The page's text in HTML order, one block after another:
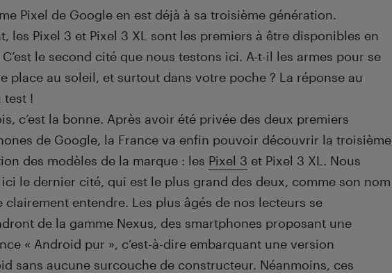
Pixel de Google en est déjà à sa troisième génération.
les Pixel 3 et Pixel 3 XL sont les premiers à être disponibles en
C’est le second cité que nous testons ici. A-t-il les armes pour se
place au soleil, et surtout dans votre poche ? La réponse au
test !
c’est la bonne. Après avoir été privée des deux premiers
de Google, la France va enfin pouvoir découvrir la troisième
des modèles de la marque : les Pixel 3 et Pixel 3 XL. Nous
le dernier cité, qui est le plus grand des deux, comme son nom
clairement entendre. Les plus âgés de nos lecteurs se
de la gamme Nexus, des smartphones proposant une
« Android pur », c’est-à-dire embarquant une version
sans aucune surcouche de constructeur. Néanmoins, ces